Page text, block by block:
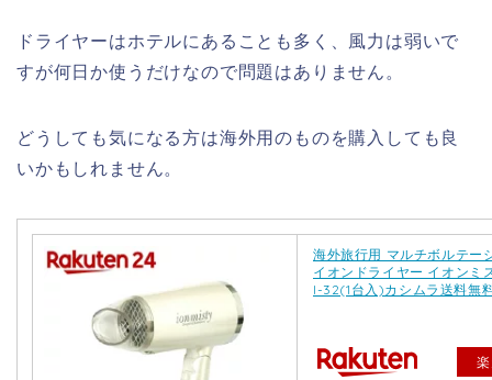
ドライヤーはホテルにあることも多く、風力は弱いで
すが何日か使うだけなので問題はありません。
どうしても気になる方は海外用のものを購入しても良
いかもしれません。
海外旅行用 マルチボルテー
イオンドライヤー イオンミ
I-32(1台入)カシムラ送料無